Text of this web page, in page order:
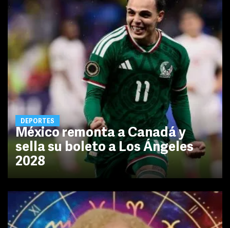
DEPORTES
México remonta a Canadá y
sella su boleto a Los Ángeles
2028